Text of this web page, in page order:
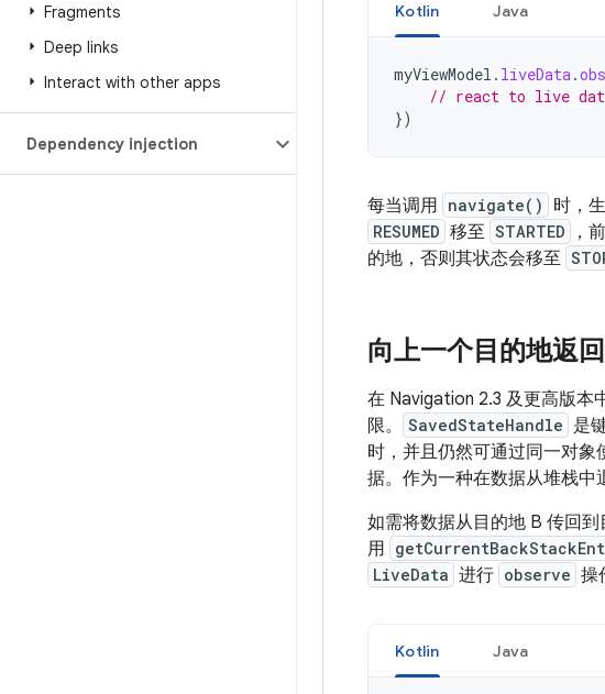
Fragments
Deep links
Interact with other apps
Dependency injection
Kotlin Java
myViewModel . liveData.
// react to live
})
每当调用 navigate() 时，
RESUMED 移至 STARTED ，
的地，否则其状态会移至
向上一个目的地返
在 Navigation 2.3 及更高版本
限。
SavedStateHandle 是
时，并且仍然可通过同一对象
据。作为一种在数据从堆栈中
如需将数据从目的地 B 传回
用
LiveData 进行 observe 操
Kotlin Java